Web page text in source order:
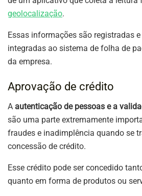
geolocalização.
Essas informações são registradas
integradas ao sistema de folha de
da empresa.
Aprovação de crédito
A autenticação de pessoas e a
são uma parte extremamente
fraudes e inadimplência quando se
concessão de crédito.
Esse crédito pode ser concedido
quanto em forma de produtos ou